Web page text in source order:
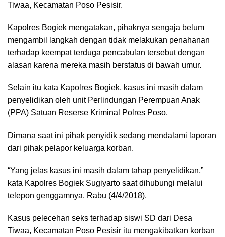
Tiwaa, Kecamatan Poso Pesisir.
Kapolres Bogiek mengatakan, pihaknya sengaja belum
mengambil langkah dengan tidak melakukan penahanan
terhadap keempat terduga pencabulan tersebut dengan
alasan karena mereka masih berstatus di bawah umur.
Selain itu kata Kapolres Bogiek, kasus ini masih dalam
penyelidikan oleh unit Perlindungan Perempuan Anak
(PPA) Satuan Reserse Kriminal Polres Poso.
Dimana saat ini pihak penyidik sedang mendalami laporan
dari pihak pelapor keluarga korban.
“Yang jelas kasus ini masih dalam tahap penyelidikan,”
kata Kapolres Bogiek Sugiyarto saat dihubungi melalui
telepon genggamnya, Rabu (4/4/2018).
Kasus pelecehan seks terhadap siswi SD dari Desa
Tiwaa, Kecamatan Poso Pesisir itu mengakibatkan korban